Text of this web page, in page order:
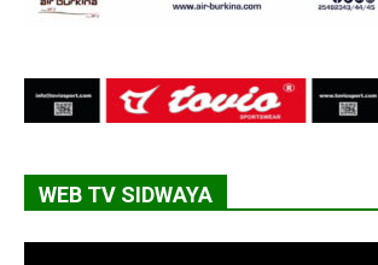
WEB TV SIDWAYA